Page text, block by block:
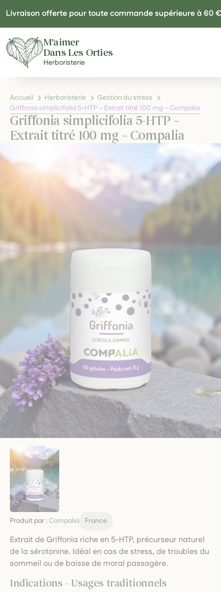
Livraison offerte pour toute commande supérieure à 60 €
M'aimer
Dans Les Orties
Herboristerie
Accueil Herboristerie
Gestion du stress
Griffonia simplicifolia 5-HTP – Extrait titré 100 mg – Compalia
Griffonia simplicifolia 5-HTP –
Extrait titré 100 mg – Compalia
Produit par :Compalia France
Extrait de Griffonia riche en 5-HTP, précurseur naturel
de la sérotonine. Idéal en cas de stress, de troubles du
sommeil ou de baisse de moral passagère.
Indications - Usages traditionnels